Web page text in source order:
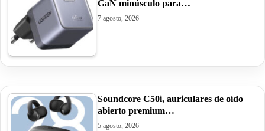
GaN minúsculo para…
7 agosto, 2026
Soundcore C50i, auriculares de oído
abierto premium…
5 agosto, 2026